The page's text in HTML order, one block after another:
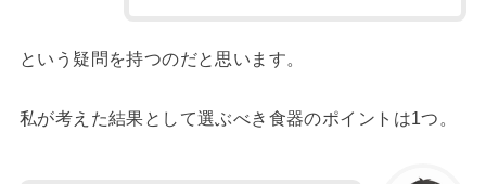
という疑問を持つのだと思います。
私が考えた結果として選ぶべき食器のポイントは1つ。